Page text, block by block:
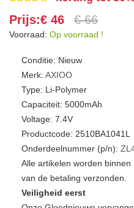
Prijs:€ 46 € 66
Voorraad: Op voorraad !
Conditie: Nieuw
Merk: AXIOO
Type: Li-Polymer
Capaciteit: 5000mAh
Voltage: 7.4V
Productcode: 2510BA1041L
Onderdeelnummer (p/n):
Alle artikelen worden
van de betaling verzonden.
Veiligheid eerst